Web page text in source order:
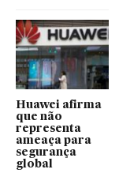
Huawei afirma
que não
representa
ameaça para
segurança
global